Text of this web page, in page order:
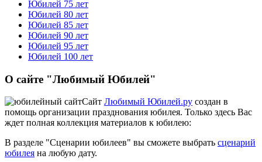
Юбилей 75 лет
Юбилей 80 лет
Юбилей 85 лет
Юбилей 90 лет
Юбилей 95 лет
Юбилей 100 лет
О сайте "Любимый Юбилей"
Сайт Любимый Юбилей.ру создан в
помощь организации празднования юбилея. Только здесь Вас
ждет полная коллекция материалов к юбилею:
В разделе "Сценарии юбилеев" вы сможете выбрать сценарий
юбилея на любую дату.